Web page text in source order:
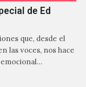
de Ed
que, desde el
las voces, nos hace